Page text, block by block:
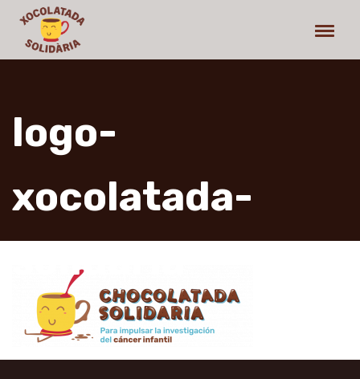
logo-
xocolatada-
solidaria